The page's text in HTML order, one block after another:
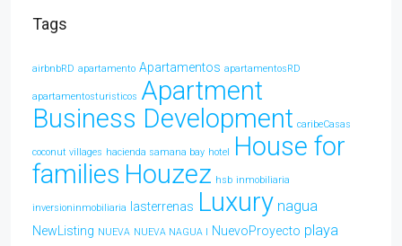
Tags
airbnbRD apartamento Apartamentos apartamentosRD
apartamentosturisticos Apartment
Business Development caribeCasas
coconut villages hacienda samana bay hotel
House for
families Houzez hsb inmobiliaria
inversioninmobiliaria lasterrenas Luxury nagua
NewListing NUEVA NUEVA NAGUA l NuevoProyecto playa